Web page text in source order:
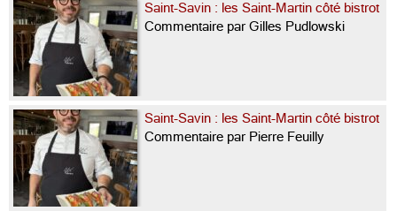
Saint-Savin : les Saint-Martin côté bistrot
Commentaire par Gilles Pudlowski
Saint-Savin : les Saint-Martin côté bistrot
Commentaire par Pierre Feuilly